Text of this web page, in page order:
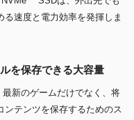
速度と電力効率を発揮しま
を保存できる大容量
新のゲームだけでなく、将
ンテンツを保存するためのス